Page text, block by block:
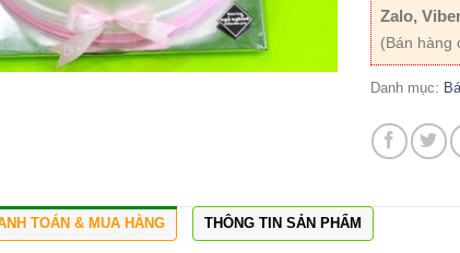
Zalo,
(Bán hàng
Danh mục:
TOÁN & MUA HÀNG THÔNG TIN SẢN PHẨM